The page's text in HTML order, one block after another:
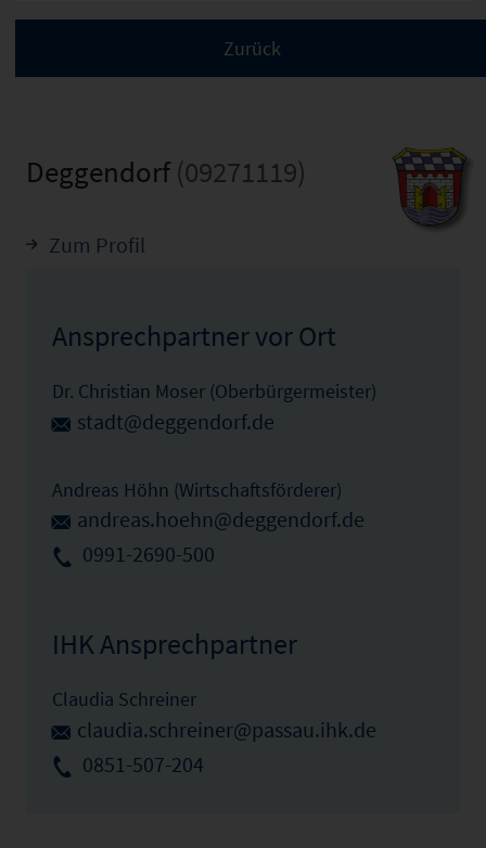
Deggendorf (09271119)
Zum Profil
Ansprechpartner vor Ort
Dr. Christian Moser (Oberbürgermeister)
stadt@deggendorf.de
Andreas Höhn (Wirtschaftsförderer)
andreas.hoehn@deggendorf.de
0991-2690-500
IHK Ansprechpartner
Claudia Schreiner
claudia.schreiner@passau.ihk.de
0851-507-204